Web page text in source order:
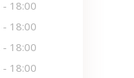
- 18:00
- 18:00
- 18:00
- 18:00